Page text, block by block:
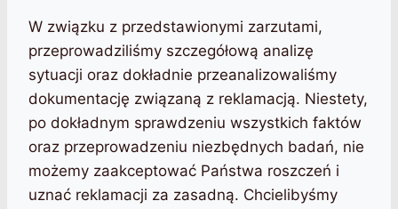
W związku z przedstawionymi zarzutami,
przeprowadziliśmy szczegółową analizę
sytuacji oraz dokładnie przeanalizowaliśmy
dokumentację związaną z reklamacją. Niestety,
po dokładnym sprawdzeniu wszystkich faktów
oraz przeprowadzeniu niezbędnych badań, nie
możemy zaakceptować Państwa roszczeń i
uznać reklamacji za zasadną. Chcielibyśmy